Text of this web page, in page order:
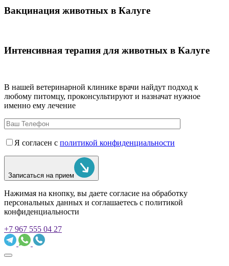
Вакцинация животных в Калуге
Интенсивная терапия для животных в Калуге
В нашей ветеринарной клинике врачи найдут подход к
любому питомцу, проконсультируют и назначат нужное
именно ему лечение
Я согласен с политикой конфиденциальности
Записаться на прием
Нажимая на кнопку, вы даете согласие на обработку
персональных данных и соглашаетесь c политикой
конфиденциальности
+7 967 555 04 27